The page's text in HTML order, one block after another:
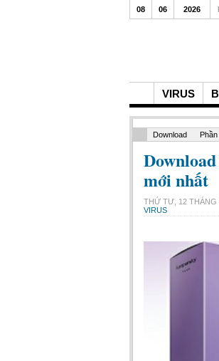
VIRUS
08 06 2026
Download
mới nhất
THỨ TƯ, 12 THÁNG
VIRUS